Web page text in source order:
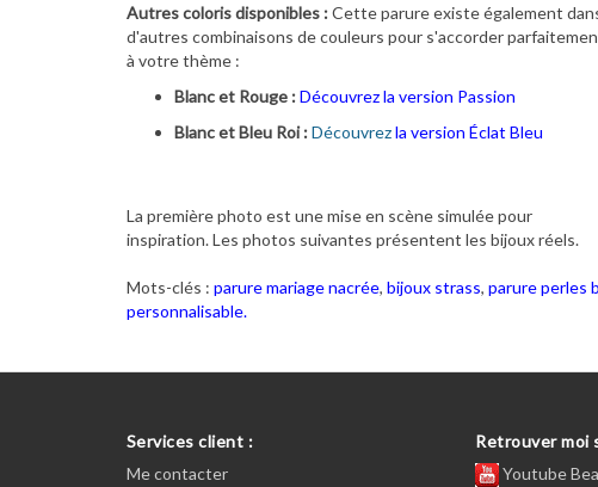
Autres coloris disponibles :Cette parure existe également
d'autres combinaisons de couleurs pour s'accorder
à votre thème :
Blanc et Rouge : Découvrez la version Passion
Blanc et Bleu Roi : Découvrezla version Éclat Bleu
La première photo est une mise en scène simulée pour
inspiration. Les photos suivantes présentent les bijoux réels.
Mots-clés : parure mariage nacrée, bijoux strass, parure perles
personnalisable.
Services client :
Me contacter
Retrouver moi
Youtube